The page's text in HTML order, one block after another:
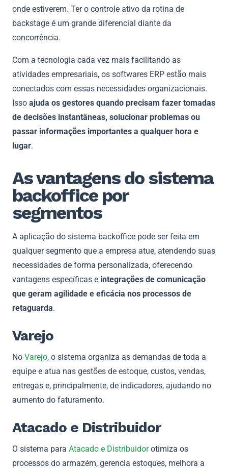
onde estiverem. Ter o controle ativo da rotina de
backstage é um grande diferencial diante da
concorrência.
Com a tecnologia cada vez mais facilitando as
atividades empresariais, os softwares ERP estão mais
conectados com essas necessidades organizacionais.
Isso ajuda os gestores quando precisam fazer tomadas
de decisões instantâneas, solucionar problemas ou
passar informações importantes a qualquer hora e
lugar.
As vantagens do sistema
backoffice por
segmentos
A aplicação do sistema backoffice pode ser feita em
qualquer segmento que a empresa atue, atendendo suas
necessidades de forma personalizada, oferecendo
vantagens específicas e integrações de comunicação
que geram agilidade e eficácia nos processos de
retaguarda.
Varejo
No Varejo, o sistema organiza as demandas de toda a
equipe e atua nas gestões de estoque, custos, vendas,
entregas e, principalmente, de indicadores, ajudando no
aumento do faturamento.
Atacado e Distribuidor
O sistema para Atacado e Distribuidorotimiza os
processos do armazém, gerencia estoques, melhora a